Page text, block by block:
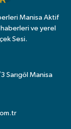
Manisa Aktif
ve yerel
Sesi.
Sarıgöl Manisa